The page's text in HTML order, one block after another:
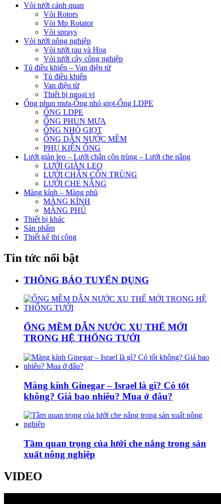
Vòi tưới cảnh quan
Vòi Rotors
Vòi Mp Rotator
Vòi sprays
Vòi tưới nông nghiệp
Vòi tưới rau và Hoa
Vòi tưới cây công nghiệp
Tủ điều khiển – Van điện từ
Tủ điều khiển
Van điện từ
Thiết bị ngoại vi
Ống phun mưa-Ống nhỏ giọt-Ống LDPE
ỐNG LDPE
ỐNG PHUN MƯA
ỐNG NHỎ GIỌT
ỐNG DẪN NƯỚC MỀM
PHỤ KIỆN ỐNG
Lưới giàn leo – Lưới chắn côn trùng – Lưới che nắng
LƯỚI GIÀN LEO
LƯỚI CHẮN CÔN TRÙNG
LƯỚI CHE NẮNG
Màng kính – Màng phủ
MÀNG KÍNH
MÀNG PHỦ
Thiết bị khác
Sản phẩm
Thiết kế thi công
Tin tức nổi bật
THÔNG BÁO TUYỂN DỤNG
ỐNG MỀM DẪN NƯỚC XU THẾ MỚI
TRONG HỆ THỐNG TƯỚI
Màng kính Ginegar – Israel là gì? Có tốt
không? Giá bao nhiêu? Mua ở đâu?
Tầm quan trọng của lưới che nắng trong sản
xuất nông nghiệp
VIDEO